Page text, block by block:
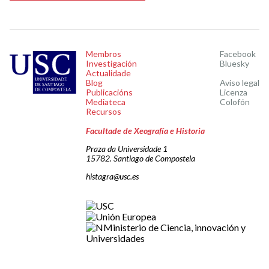
Membros
Investigación
Actualidade
Blog
Publicacións
Mediateca
Recursos
Facebook
Bluesky
Aviso legal
Licenza
Colofón
Facultade de Xeografía e Historia
Praza da Universidade 1
15782. Santiago de Compostela
histagra@usc.es